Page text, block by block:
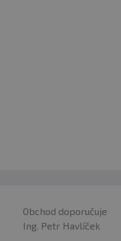
Obchod doporučuje
Ing. Petr Havlíček